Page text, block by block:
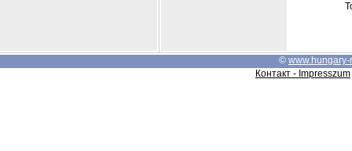
© www.hungary-
Контакт - Impresszum